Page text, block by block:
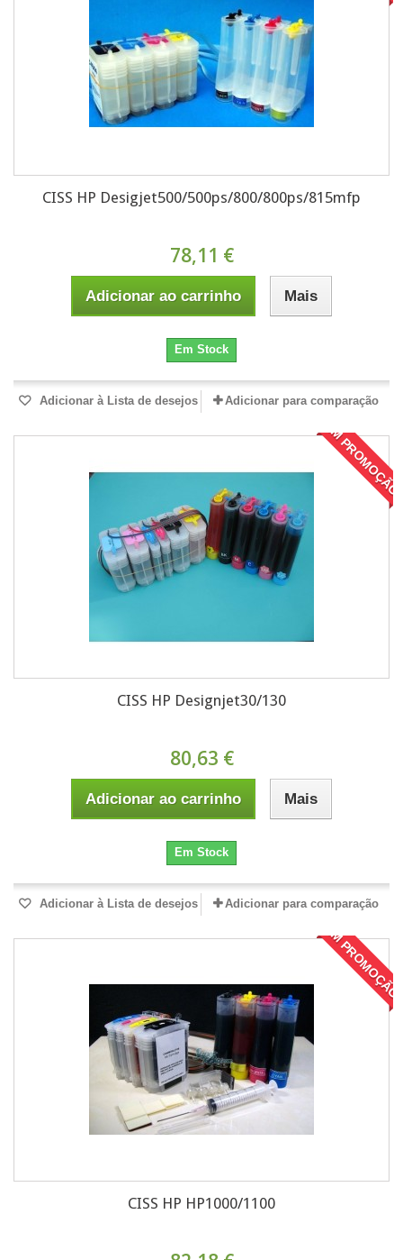
CISS HP Desigjet500/500ps/800/800ps/815mfp
78,11 €
Adicionar ao carrinho Mais
Em Stock
Adicionar à Lista de desejos Adicionar para comparação
EM
CISS HP Designjet30/130
80,63 €
Adicionar ao carrinho Mais
Em Stock
Adicionar à Lista de desejos Adicionar para comparação
EM
CISS HP HP1000/1100